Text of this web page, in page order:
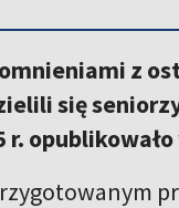
z
się
r.